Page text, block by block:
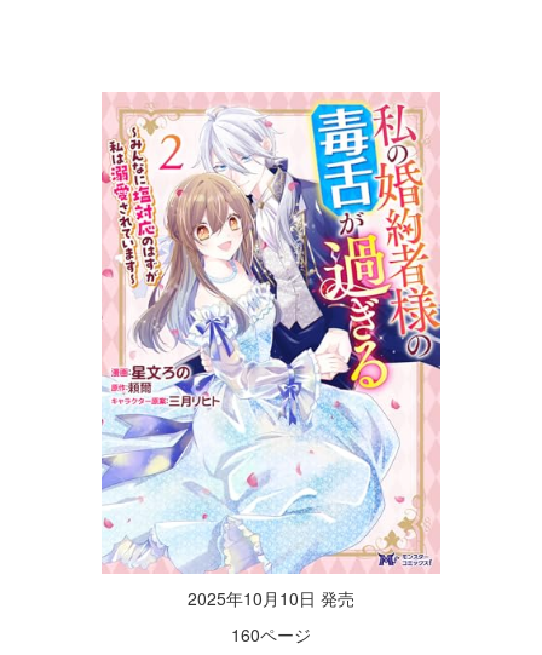
2025年10月10日 発売
160ページ